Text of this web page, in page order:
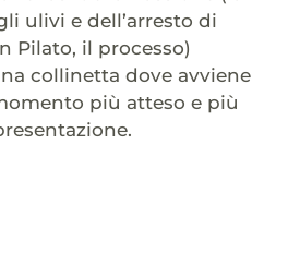
ulivi e dell’arresto di
Pilato, il processo)
collinetta dove avviene
più atteso e più